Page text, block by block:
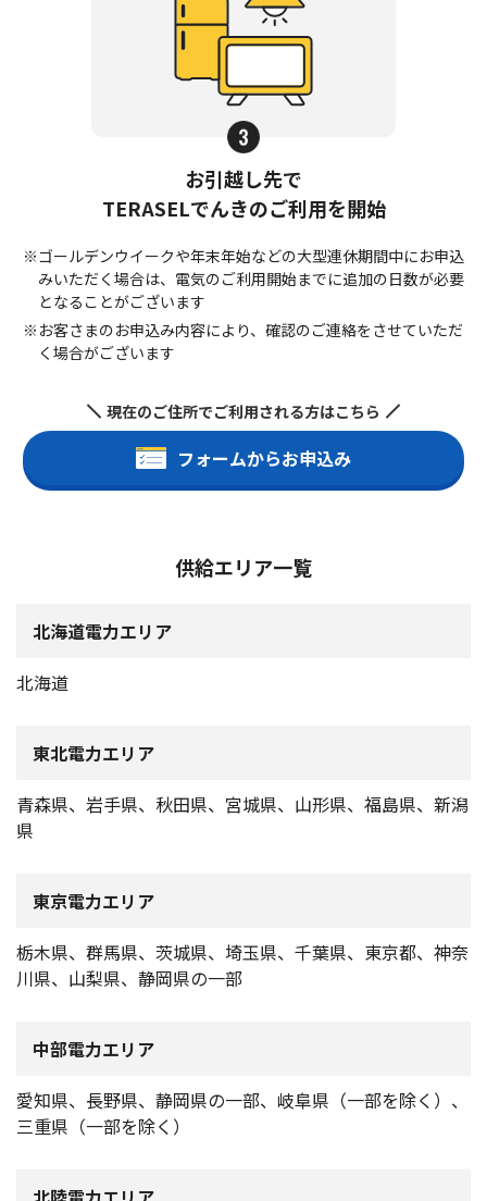
お引越し先で
TERASELでんきのご利用を開始
※ゴールデンウイークや年末年始などの大型連休期間中にお申込
みいただく場合は、電気のご利用開始までに追加の日数が必要
となることがございます
※お客さまのお申込み内容により、確認のご連絡をさせていただ
く場合がございます
現在のご住所でご利用される方はこちら
フォームからお申込み
供給エリア一覧
北海道電力エリア
北海道
東北電力エリア
青森県、岩手県、秋田県、宮城県、山形県、福島県、新潟
県
東京電力エリア
栃木県、群馬県、茨城県、埼玉県、千葉県、東京都、神奈
川県、山梨県、静岡県の一部
中部電力エリア
愛知県、長野県、静岡県の一部、岐阜県（一部を除く）、
三重県（一部を除く）